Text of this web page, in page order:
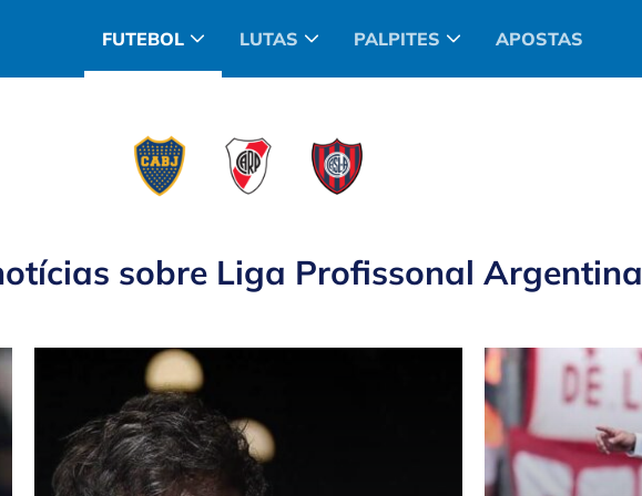
FUTEBOL LUTAS PALPITES APOSTAS
sobre Liga Profissonal Argentina